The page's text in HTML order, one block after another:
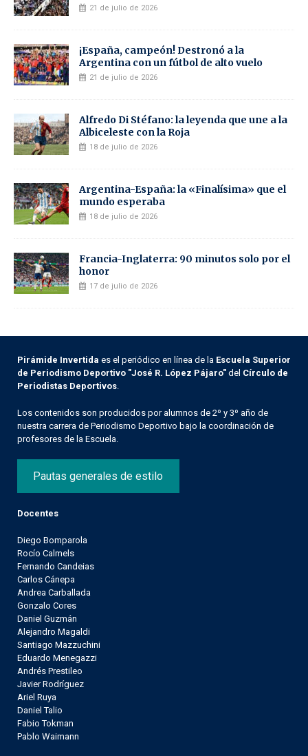
21 de julio de 2026
¡España, campeón! Destronó a la
Argentina con un fútbol de alto vuelo
21 de julio de 2026
Alfredo Di Stéfano: la leyenda que une a la
Albiceleste con la Roja
18 de julio de 2026
Argentina-España: la «Finalísima» que el
mundo esperaba
18 de julio de 2026
Francia-Inglaterra: 90 minutos solo por el
honor
17 de julio de 2026
Pirámide Invertida es el periódico en línea de la Escuela Superior
de Periodismo Deportivo "José R. López Pájaro" del Círculo de
Periodistas Deportivos.
Los contenidos son producidos por alumnos de 2º y 3º año de
nuestra carrera de Periodismo Deportivo bajo la coordinación de
profesores de la Escuela.
Pautas generales de estilo
Docentes
Diego Bomparola
Rocío Calmels
Fernando Candeias
Carlos Cánepa
Andrea Carballada
Gonzalo Cores
Daniel Guzmán
Alejandro Magaldi
Santiago Mazzuchini
Eduardo Menegazzi
Andrés Prestileo
Javier Rodríguez
Ariel Ruya
Daniel Talio
Fabio Tokman
Pablo Waimann